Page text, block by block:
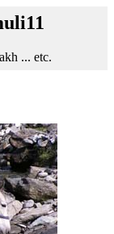
... etc.